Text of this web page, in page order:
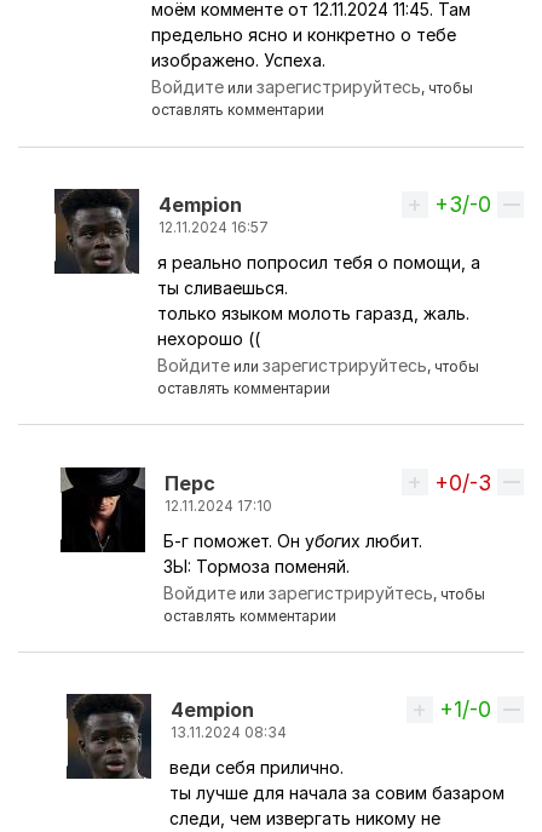
моём комменте от 12.11.2024 11:45. Там
предельно ясно и конкретно о тебе
изображено. Успеха.
Войдите илизарегистрируйтесь, чтобы
оставлять комментарии
4empion
12.11.2024 16:57
Ответ на комментарий пользователя
Вверх
+3/-0
я реально попросил тебя о помощи, а
ты сливаешься.
только языком молоть гаразд, жаль.
нехорошо ((
Войдите илизарегистрируйтесь, чтобы
оставлять комментарии
Перс
12.11.2024 17:10
Ответ на комментарий пользователя
Вверх
+0/-3
Б-г поможет. Он убогих любит.
ЗЫ: Тормоза поменяй.
Войдите илизарегистрируйтесь, чтобы
оставлять комментарии
4empion
13.11.2024 08:34
Ответ на комментарий пользователяПерс
Вверх
+1/-0
веди себя прилично.
ты лучше для начала за совим базаром
следи, чем извергать никому не